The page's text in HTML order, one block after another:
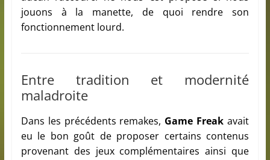
jouons à la manette, de quoi rendre son
fonctionnement lourd.
Entre tradition et modernité
maladroite
Dans les précédents remakes, Game Freak avait
eu le bon goût de proposer certains contenus
provenant des jeux complémentaires ainsi que